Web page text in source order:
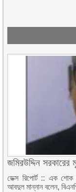
জমিরউদ্দিন
ডেক্স রিপোর্ট :: এক শোক
আবদুল মান্নান বলেন,